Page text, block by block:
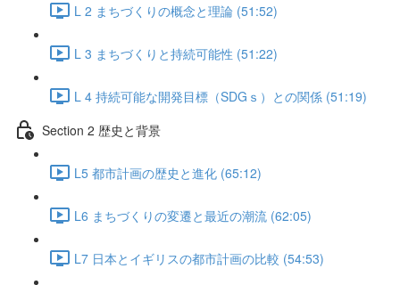
L 2 まちづくりの概念と理論 (51:52)
L 3 まちづくりと持続可能性 (51:22)
L 4 持続可能な開発目標（SDGｓ）との関係 (51:19)
Section 2 歴史と背景
L5 都市計画の歴史と進化 (65:12)
L6 まちづくりの変遷と最近の潮流 (62:05)
L7 日本とイギリスの都市計画の比較 (54:53)